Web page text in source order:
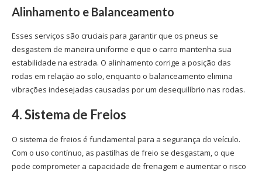
Alinhamento e Balanceamento
Esses serviços são cruciais para garantir que os pneus se
desgastem de maneira uniforme e que o carro mantenha sua
estabilidade na estrada. O alinhamento corrige a posição das
rodas em relação ao solo, enquanto o balanceamento elimina
vibrações indesejadas causadas por um desequilíbrio nas rodas.
4. Sistema de Freios
O sistema de freios é fundamental para a segurança do veículo.
Com o uso contínuo, as pastilhas de freio se desgastam, o que
pode comprometer a capacidade de frenagem e aumentar o risco